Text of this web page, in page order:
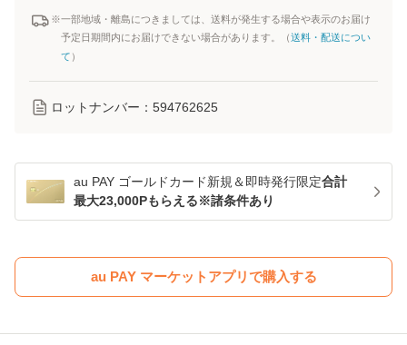
※一部地域・離島につきましては、送料が発生する場合や表示のお届け
予定日期間内にお届けできない場合があります。（送料・配送につい
て ）
ロットナンバー： 594762625
au PAY ゴールドカード新規＆即時発行限定合計
最大23,000Pもらえる※諸条件あり
au PAY マーケットアプリで購入する